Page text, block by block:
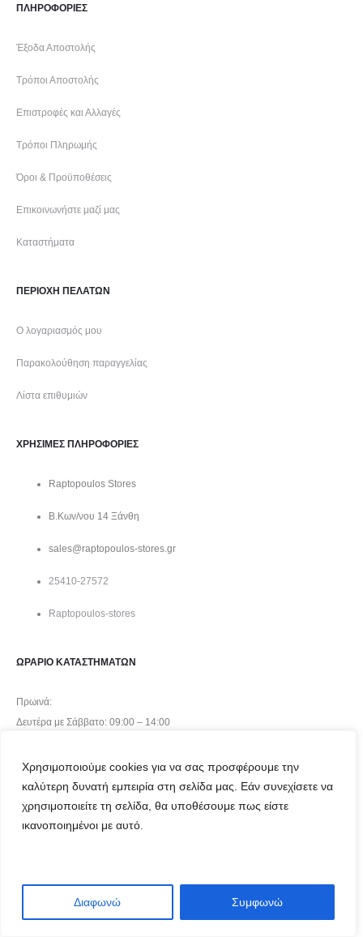
Χρησιμοποιούμε cookies για να σας προσφέρουμε την
καλύτερη δυνατή εμπειρία στη σελίδα μας. Εάν συνεχίσετε να
χρησιμοποιείτε τη σελίδα, θα υποθέσουμε πως είστε
ικανοποιημένοι με αυτό.
Διαφωνώ Συμφωνώ
ΠΛΗΡΟΦΟΡΙΕΣ
Έξοδα Αποστολής
Τρόποι Αποστολής
Επιστροφές και Αλλαγές
Τρόποι Πληρωμής
Όροι & Προϋποθέσεις
Επικοινωνήστε μαζί μας
Καταστήματα
ΠΕΡΙΟΧΗ ΠΕΛΑΤΩΝ
Ο λογαριασμός μου
Παρακολούθηση παραγγελίας
Λίστα επιθυμιών
ΧΡΗΣΙΜΕΣ ΠΛΗΡΟΦΟΡΙΕΣ
Raptopoulos Stores
Β.Κων/νου 14 Ξάνθη
sales@raptopoulos-stores.gr
25410-27572
Raptopoulos-stores
ΩΡΑΡΙΟ ΚΑΤΑΣΤΗΜΑΤΩΝ
Πρωινά:
Δευτέρα με Σάββατο: 09:00 – 14:00
Τρίτη-Πέμπτη-Παρασκεύη: 17:30 – 21:00